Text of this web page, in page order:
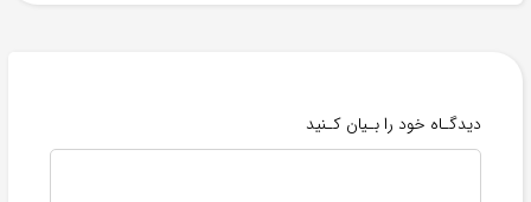
دیدگـاه خود را بـیان کـنید